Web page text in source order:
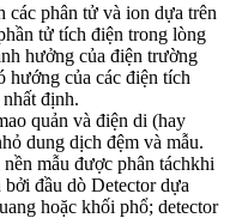
các phân tử và ion dựa trên
tử tích điện trong lòng
hưởng của điện trường
hướng của các điện tích
định.
quản và điện di (hay
dung dịch đệm và mẫu.
mẫu được phân táchkhi
đầu dò Detector dựa
hoặc khối phổ; detector